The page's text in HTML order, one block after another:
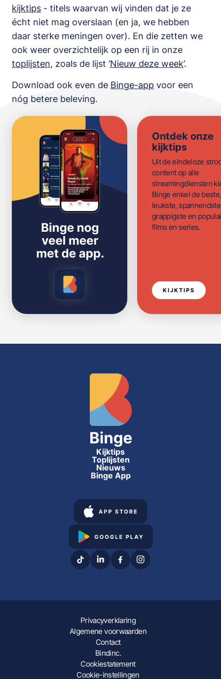
kijktips - titels waarvan wij vinden dat je ze
écht niet mag overslaan (en ja, we hebben
daar sterke meningen over). En die zetten we
ook weer overzichtelijk op een rij in onze
toplijsten, zoals de lijst ’Nieuw deze week’.
Download ook even de Binge-app voor een
nóg betere beleving.
Ontdek onze
kijktips
Uit de eindeloze
content op alle
streamingdiensten
Binge enkel de beste,
leukste,
grappigste en
films en series.
KIJKTIPS
Kijktips
Toplijsten
Nieuws
Binge App
Privacyverklaring
Algemene voorwaarden
Contact
Bindinc.
Cookiestatement
Cookie-instellingen